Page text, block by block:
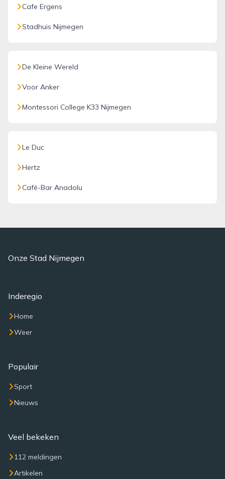
Cafe Ergens
Stadhuis Nijmegen
De Kleine Wereld
Voor Anker
Montessori College K33 Nijmegen
Le Duc
Hertz
Café-Bar Anadolu
Onze Stad Nijmegen
Inderegio
Home
Weer
Populair
Sport
Nieuws
Veel bekeken
112 meldingen
Artikelen